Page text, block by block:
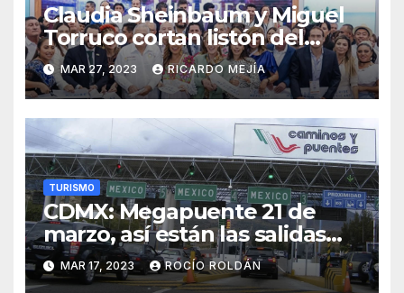
Claudia Sheinbaum y Miguel
Torruco cortan listón del
Tianguis Turístico México
2023
MAR 27, 2023 RICARDO MEJÍA
TURISMO
CDMX: Megapuente 21 de
marzo, así están las salidas
carreteras
MAR 17, 2023 ROCÍO ROLDÁN